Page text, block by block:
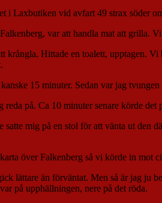
i Laxbutiken vid avfart 49 strax söder
var att handla mat att grilla.
krångla. Hittade en toalett, upptagen.
15 minuter. Sedan var jag
reda på. Ca 10 minuter senare körde
satte mig på en stol för att vänta ut den
över Falkenberg så vi körde in mot
lättare än förväntat. Men så är jag ju
på upphällningen, nere på det röda.